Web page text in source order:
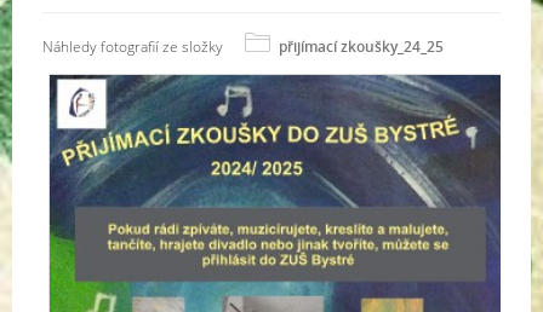
Náhledy fotografií ze složky přijímací zkoušky_24_25